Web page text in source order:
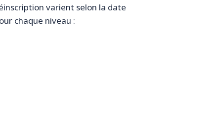
varient selon la date
chaque niveau :